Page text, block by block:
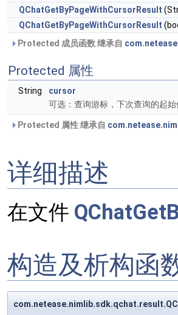
QChatGetByPageWithCursorResult
QChatGetByPageWithCursorResult
Protected 成员函数 继承自
Protected 属性
String
cursor
可选：查询游标，下次查询的起始
Protected 属性 继承自
详细描述
在文件
构造及析构函